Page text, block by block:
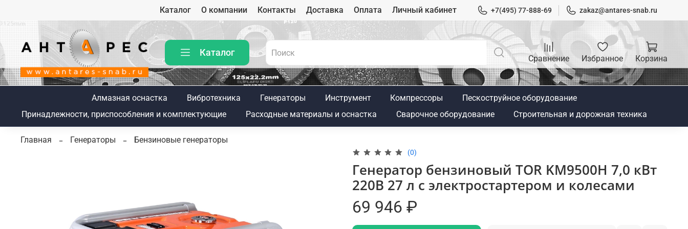
Каталог О компании Контакты Доставка Оплата Личный кабинет +7(495) 77-888-69 zakaz@antares-snab.ru
Каталог
Сравнение Избранное Корзина
Алмазная оснастка Вибротехника Генераторы Инструмент Компрессоры
Пескоструйное оборудование
Принадлежности, приспособления и комплектующие
Расходные материалы и оснастка Сварочное оборудование Строительная и дорожная техника
Главная Генераторы Бензиновые генераторы
(0)
Генератор бензиновый TOR KM9500H 7,0 кВт
220В 27 л с электростартером и колесами
69 946 ₽